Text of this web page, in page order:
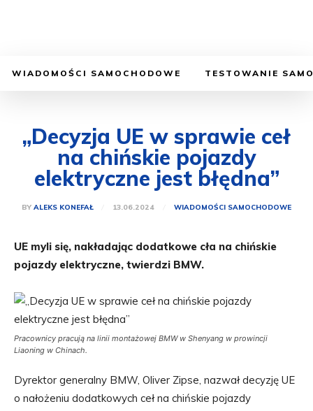
WIADOMOŚCI SAMOCHODOWE TESTOWANIE
„Decyzja UE w sprawie ceł
na chińskie pojazdy
elektryczne jest błędna”
BY ALEKS KONEFAŁ 13.06.2024 WIADOMOŚCI SAMOCHODOWE
UE myli się, nakładając dodatkowe cła na chińskie
pojazdy elektryczne, twierdzi BMW.
Pracownicy pracują na linii montażowej BMW w Shenyang w prowincji
Liaoning w Chinach.
Dyrektor generalny BMW, Oliver Zipse, nazwał decyzję UE
o nałożeniu dodatkowych ceł na chińskie pojazdy